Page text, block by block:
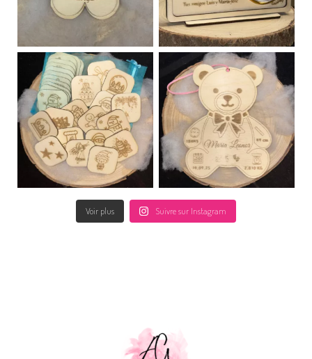
Voir plus Suivre sur Instagram